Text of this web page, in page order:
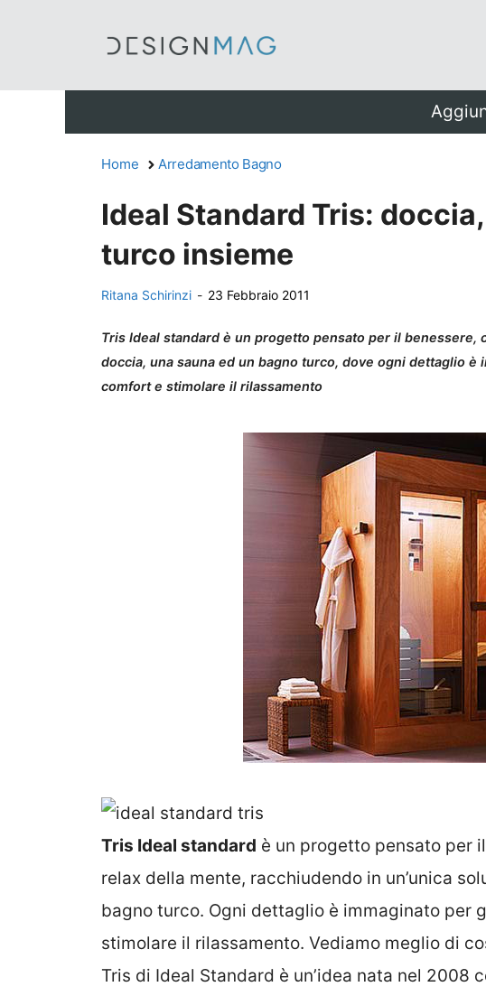
Home Arredamento Bagno
Ideal Standard Tris:
turco insieme
Ritana Schirinzi - 23 Febbraio 2011
Tris Ideal standard è un progetto pensato per il benessere,
doccia, una sauna ed un bagno turco, dove ogni dettaglio
comfort e stimolare il rilassamento
Tris Ideal standard è un progetto pensato per
relax della mente, racchiudendo in un’unica
bagno turco. Ogni dettaglio è immaginato per
stimolare il rilassamento. Vediamo meglio di
Tris di Ideal Standard è un’idea nata nel 2008